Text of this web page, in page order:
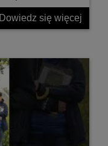
Dowiedz się więcej